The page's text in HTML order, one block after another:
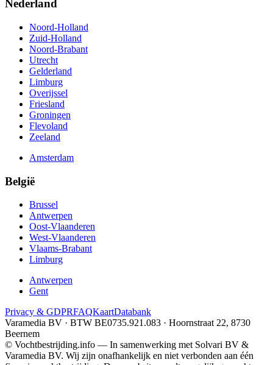
Nederland
Noord-Holland
Zuid-Holland
Noord-Brabant
Utrecht
Gelderland
Limburg
Overijssel
Friesland
Groningen
Flevoland
Zeeland
Amsterdam
België
Brussel
Antwerpen
Oost-Vlaanderen
West-Vlaanderen
Vlaams-Brabant
Limburg
Antwerpen
Gent
Privacy & GDPRFAQKaartDatabank
Varamedia BV · BTW BE0735.921.083 · Hoornstraat 22, 8730
Beernem
© Vochtbestrijding.info — In samenwerking met Solvari BV &
Varamedia BV. Wij zijn onafhankelijk en niet verbonden aan één